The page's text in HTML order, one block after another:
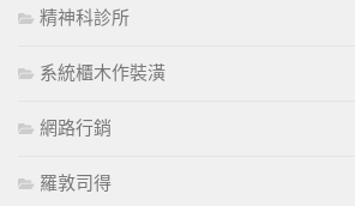
精神科診所
系統櫃木作裝潢
網路行銷
羅敦司得